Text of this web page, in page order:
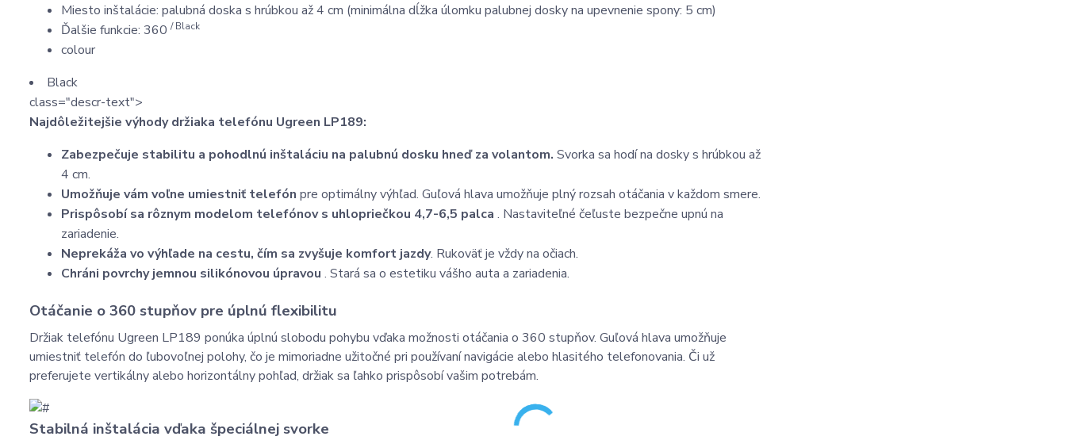
Miesto inštalácie: palubná doska s hrúbkou až 4 cm (minimálna dĺžka úlomku palubnej dosky na upevnenie spony: 5 cm)
Ďalšie funkcie: 360 / Black
colour
Black
class="descr-text">
Najdôležitejšie výhody držiaka telefónu Ugreen LP189:
Zabezpečuje stabilitu a pohodlnú inštaláciu na palubnú dosku hneď za volantom. Svorka sa hodí na dosky s hrúbkou až
4 cm.
Umožňuje vám voľne umiestniť telefón pre optimálny výhľad. Guľová hlava umožňuje plný rozsah otáčania v každom smere.
Prispôsobí sa rôznym modelom telefónov s uhlopriečkou 4,7-6,5 palca . Nastaviteľné čeľuste bezpečne upnú na
zariadenie.
Neprekáža vo výhľade na cestu, čím sa zvyšuje komfort jazdy. Rukoväť je vždy na očiach.
Chráni povrchy jemnou silikónovou úpravou . Stará sa o estetiku vášho auta a zariadenia.
Otáčanie o 360 stupňov pre úplnú flexibilitu
Držiak telefónu Ugreen LP189 ponúka úplnú slobodu pohybu vďaka možnosti otáčania o 360 stupňov. Guľová hlava umožňuje
umiestniť telefón do ľubovoľnej polohy, čo je mimoriadne užitočné pri používaní navigácie alebo hlasitého telefonovania. Či už
preferujete vertikálny alebo horizontálny pohľad, držiak sa ľahko prispôsobí vašim potrebám.
Stabilná inštalácia vďaka špeciálnej svorke